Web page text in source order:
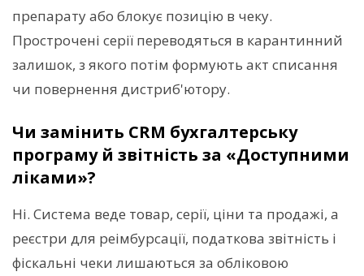
препарату або блокує позицію в чеку.
Прострочені серії переводяться в карантинний
залишок, з якого потім формують акт списання
чи повернення дистриб'ютору.
Чи замінить CRM бухгалтерську
програму й звітність за «Доступними
ліками»?
Ні. Система веде товар, серії, ціни та продажі, а
реєстри для реімбурсації, податкова звітність і
фіскальні чеки лишаються за обліковою